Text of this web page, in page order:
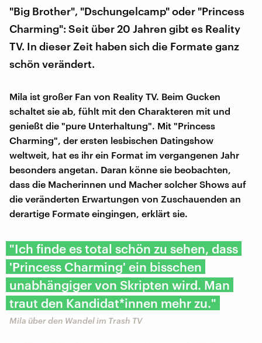
"Big Brother", "Dschungelcamp" oder "Princess
Charming": Seit über 20 Jahren gibt es Reality
TV. In dieser Zeit haben sich die Formate ganz
schön verändert.
Mila ist großer Fan von Reality TV. Beim Gucken
schaltet sie ab, fühlt mit den Charakteren mit und
genießt die "pure Unterhaltung". Mit "Princess
Charming", der ersten lesbischen Datingshow
weltweit, hat es ihr ein Format im vergangenen Jahr
besonders angetan. Daran könne sie beobachten,
dass die Macherinnen und Macher solcher Shows auf
die veränderten Erwartungen von Zuschauenden an
derartige Formate eingingen, erklärt sie.
"Ich finde es total schön zu sehen, dass
'Princess Charming' ein bisschen
unabhängiger von Skripten wird. Man
traut den Kandidat*innen mehr zu."
Mila über den Wandel im Trash TV